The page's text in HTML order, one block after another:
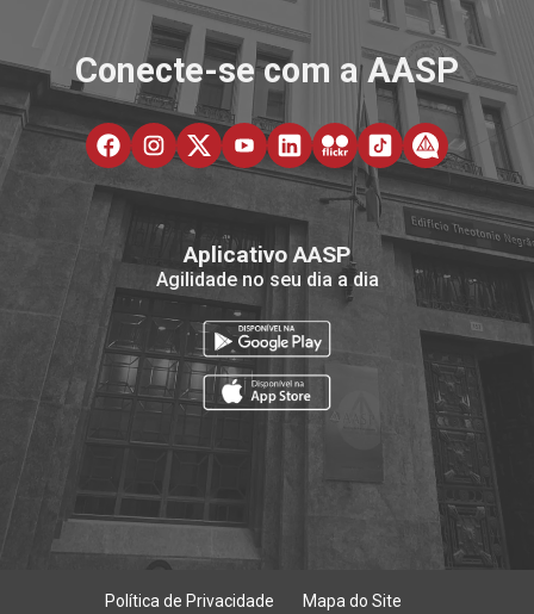
Conecte-se com a AASP
Aplicativo AASP
Agilidade no seu dia a dia
Política de Privacidade Mapa do Site